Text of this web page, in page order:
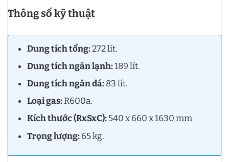
Thông số kỹ thuật
Dung tích tổng:272 lít.
Dung tích ngăn lạnh:189 lít.
Dung tích ngăn đá:83 lít.
Loại gas:R600a.
Kích thước (RxSxC):540 x 660 x 1630 mm
Trọng lượng:65 kg.